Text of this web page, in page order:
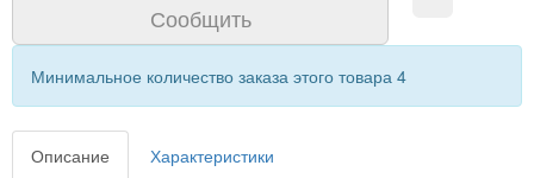
Сообщить
Минимальное количество заказа этого товара 4
Описание
Характеристики